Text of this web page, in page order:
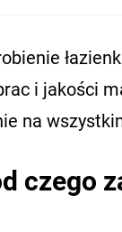
i jakości
na
czego